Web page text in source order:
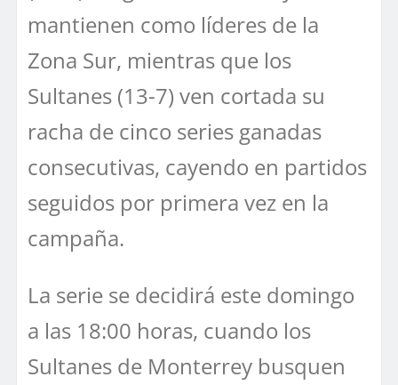
mantienen como líderes de la
Zona Sur, mientras que los
Sultanes (13-7) ven cortada su
racha de cinco series ganadas
consecutivas, cayendo en partidos
seguidos por primera vez en la
campaña.
La serie se decidirá este domingo
a las 18:00 horas, cuando los
Sultanes de Monterrey busquen